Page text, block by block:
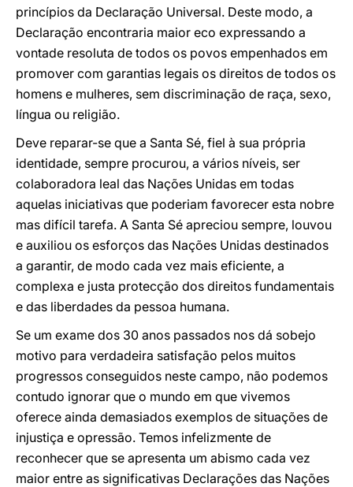
princípios da Declaração Universal. Deste modo, a
Declaração encontraria maior eco expressando a
vontade resoluta de todos os povos empenhados em
promover com garantias legais os direitos de todos os
homens e mulheres, sem discriminação de raça, sexo,
língua ou religião.
Deve reparar-se que a Santa Sé, fiel à sua própria
identidade, sempre procurou, a vários níveis, ser
colaboradora leal das Nações Unidas em todas
aquelas iniciativas que poderiam favorecer esta nobre
mas difícil tarefa. A Santa Sé apreciou sempre, louvou
e auxiliou os esforços das Nações Unidas destinados
a garantir, de modo cada vez mais eficiente, a
complexa e justa protecção dos direitos fundamentais
e das liberdades da pessoa humana.
Se um exame dos 30 anos passados nos dá sobejo
motivo para verdadeira satisfação pelos muitos
progressos conseguidos neste campo, não podemos
contudo ignorar que o mundo em que vivemos
oferece ainda demasiados exemplos de situações de
injustiça e opressão. Temos infelizmente de
reconhecer que se apresenta um abismo cada vez
maior entre as significativas Declarações das Nações